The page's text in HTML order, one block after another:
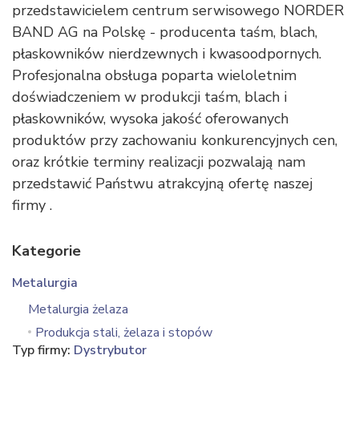
przedstawicielem centrum serwisowego NORDER
BAND AG na Polskę - producenta taśm, blach,
płaskowników nierdzewnych i kwasoodpornych.
Profesjonalna obsługa poparta wieloletnim
doświadczeniem w produkcji taśm, blach i
płaskowników, wysoka jakość oferowanych
produktów przy zachowaniu konkurencyjnych cen,
oraz krótkie terminy realizacji pozwalają nam
przedstawić Państwu atrakcyjną ofertę naszej
firmy .
Kategorie
Metalurgia
Metalurgia żelaza
Produkcja stali, żelaza i stopów
Typ firmy: Dystrybutor